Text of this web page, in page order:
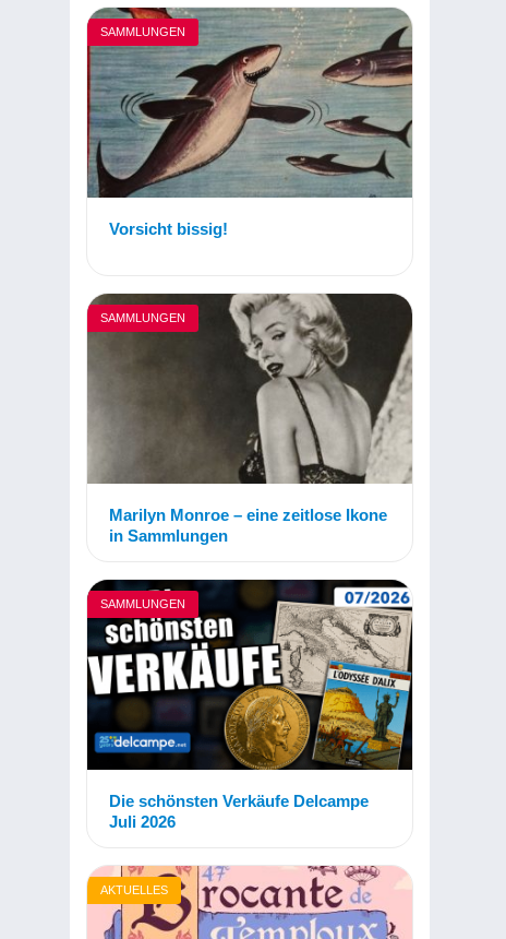
SAMMLUNGEN
Vorsicht bissig!
SAMMLUNGEN
Marilyn Monroe – eine zeitlose Ikone
in Sammlungen
SAMMLUNGEN
Die schönsten Verkäufe Delcampe
Juli 2026
AKTUELLES